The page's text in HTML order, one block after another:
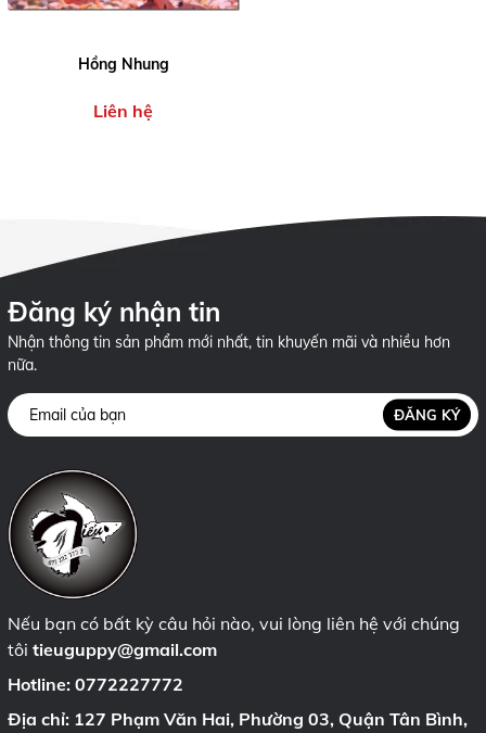
Hồng Nhung
Liên hệ
Đăng ký nhận tin
Nhận thông tin sản phẩm mới nhất, tin khuyến mãi và nhiều hơn
nữa.
ĐĂNG KÝ
Nếu bạn có bất kỳ câu hỏi nào, vui lòng liên hệ với chúng
tôi tieuguppy@gmail.com
Hotline: 0772227772
Địa chỉ: 127 Phạm Văn Hai, Phường 03, Quận Tân Bình,